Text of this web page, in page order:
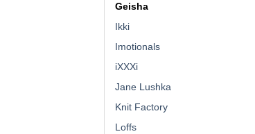
Geisha
Ikki
Imotionals
iXXXi
Jane Lushka
Knit Factory
Loffs